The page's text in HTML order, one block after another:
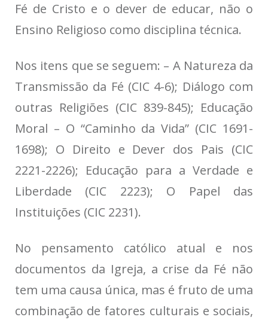
Fé de Cristo e o dever de educar, não o
Ensino Religioso como disciplina técnica.
Nos itens que se seguem: – A Natureza da
Transmissão da Fé (CIC 4-6); Diálogo com
outras Religiões (CIC 839-845); Educação
Moral – O “Caminho da Vida” (CIC 1691-
1698); O Direito e Dever dos Pais (CIC
2221-2226); Educação para a Verdade e
Liberdade (CIC 2223); O Papel das
Instituições (CIC 2231).
No pensamento católico atual e nos
documentos da Igreja, a crise da Fé não
tem uma causa única, mas é fruto de uma
combinação de fatores culturais e sociais,